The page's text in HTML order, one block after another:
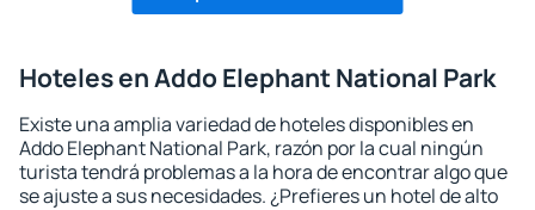
Hoteles en Addo Elephant National Park
Existe una amplia variedad de hoteles disponibles en
Addo Elephant National Park, razón por la cual ningún
turista tendrá problemas a la hora de encontrar algo que
se ajuste a sus necesidades. ¿Prefieres un hotel de alto